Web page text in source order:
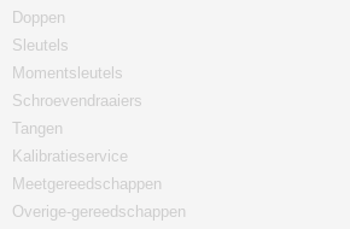
Doppen
Sleutels
Momentsleutels
Schroevendraaiers
Tangen
Kalibratieservice
Meetgereedschappen
Overige-gereedschappen